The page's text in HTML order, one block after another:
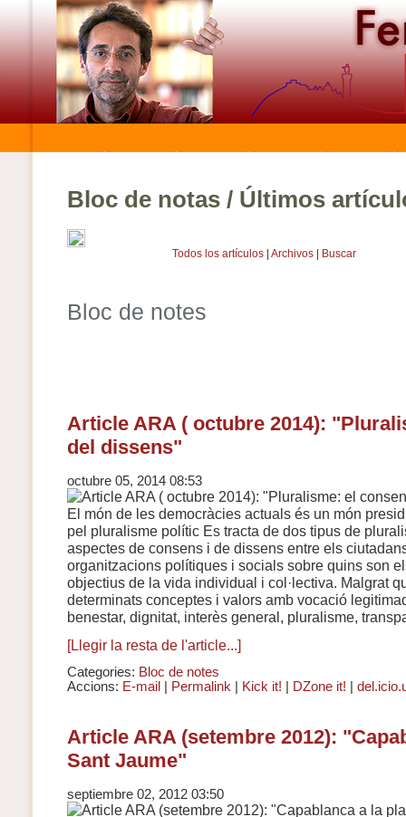
Bloc de notas / Últimos
Todos los artículos Archivos Buscar
Bloc de notes
Article ARA ( octubre 2014):
del dissens"
octubre 05, 2014 08:53
El món de les democràcies actuals és un món
pel pluralisme polític Es tracta de dos tipus de
aspectes de consens i de dissens entre els
organitzacions polítiques i socials sobre quins son
objectius de la vida individual i col·lectiva. Malgrat
determinats conceptes i valors amb vocació
benestar, dignitat, interès general, pluralisme,
[Llegir la resta de l'article...]
Categories: Bloc de notes
Accions: E-mail| Permalink | Kick it! | DZone it! |
Article ARA (setembre 2012):
Sant Jaume"
septiembre 02, 2012 03:50